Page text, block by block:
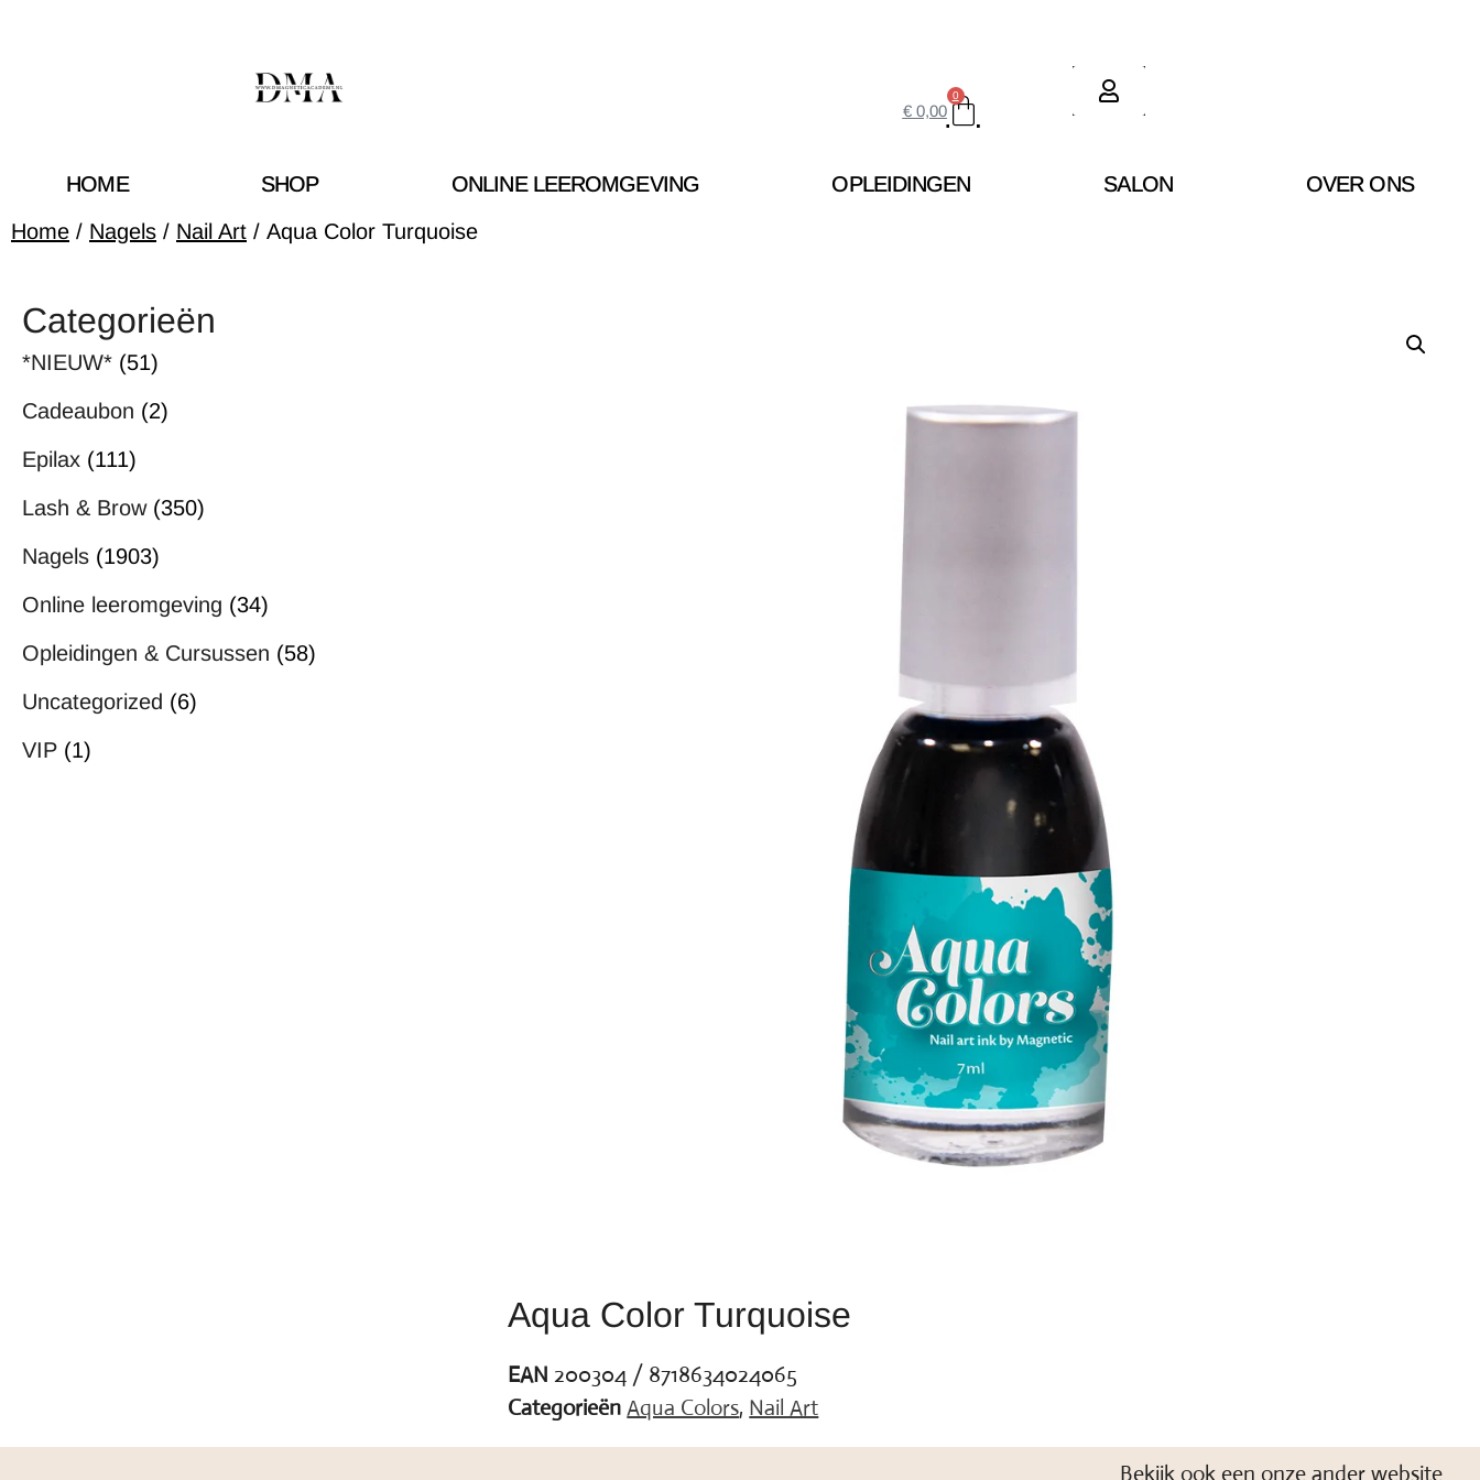
€0,00
0
HOME SHOP ONLINE LEEROMGEVING OPLEIDINGEN SALON
OVER ONS
Home / Nagels / Nail Art / Aqua Color Turquoise
Categorieën
*NIEUW* (51)
Cadeaubon (2)
Epilax (111)
Lash & Brow (350)
Nagels (1903)
Online leeromgeving (34)
Opleidingen & Cursussen (58)
Uncategorized (6)
VIP (1)
Aqua Color Turquoise
EAN200304 / 8718634024065
Categorieën Aqua Colors, Nail Art
Bekijk ook een onze ander website